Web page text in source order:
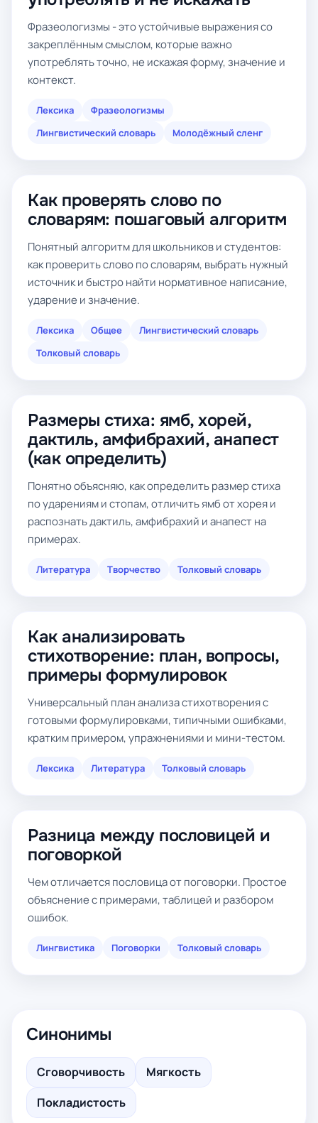
Фразеологизмы - это устойчивые выражения со
закреплённым смыслом, которые важно
употреблять точно, не искажая форму, значение и
контекст.
Лексика
Фразеологизмы
Лингвистический словарь
Молодёжный сленг
Как проверять слово по
словарям: пошаговый алгоритм
Понятный алгоритм для школьников и студентов:
как проверить слово по словарям, выбрать нужный
источник и быстро найти нормативное написание,
ударение и значение.
Лексика Общее
Лингвистический словарь
Толковый словарь
Размеры стиха: ямб, хорей,
дактиль, амфибрахий, анапест
(как определить)
Понятно объясняю, как определить размер стиха
по ударениям и стопам, отличить ямб от хорея и
распознать дактиль, амфибрахий и анапест на
примерах.
Литература Творчество Толковый словарь
Как анализировать
стихотворение: план, вопросы,
примеры формулировок
Универсальный план анализа стихотворения с
готовыми формулировками, типичными ошибками,
кратким примером, упражнениями и мини-тестом.
Лексика Литература Толковый словарь
Разница между пословицей и
поговоркой
Чем отличается пословица от поговорки. Простое
объяснение с примерами, таблицей и разбором
ошибок.
Лингвистика Поговорки Толковый словарь
Синонимы
Сговорчивость
Мягкость
Покладистость